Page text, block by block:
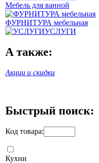
Мебель для ванной
ФУРНИТУРА мебельная
УСЛУГИ
А также:
Акции и скидки
Быстрый поиск:
Код товара:
Кухни